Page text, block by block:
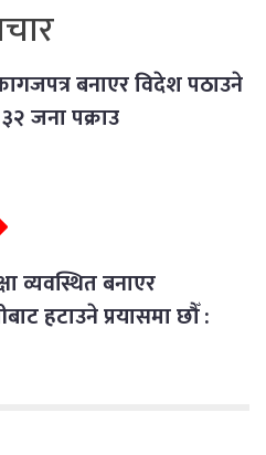
बनाएर विदेश पठाउने
जना पक्राउ
व्यवस्थित बनाएर
हटाउने प्रयासमा छौँ :